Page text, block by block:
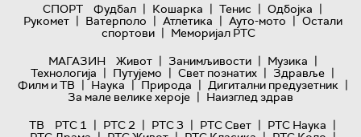
СПОРТ
Фудбал | Кошарка | Тенис | Одбојка |
Рукомет | Ватерполо | Атлетика | Ауто-мото | Остали
спортови | Меморијал РТС
МАГАЗИН
Живот | Занимљивости | Музика |
Технологијa | Путујемо | Свет познатих | Здравље |
Филм и ТВ | Наука | Природа | Дигитални предузетник |
За мале велике хероје | Наизглед здрав
ТВ
РТС 1 | РТС 2 | РТС 3 | РТС Свет | РТС Наука |